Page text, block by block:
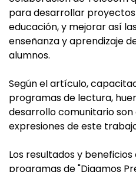
para desarrollar
educación, y mejorar así
enseñanza y aprendizaje
alumnos.
Según el artículo,
programas de lectura,
desarrollo comunitario son
expresiones de este
Los resultados y beneficios
programas de "Digamos